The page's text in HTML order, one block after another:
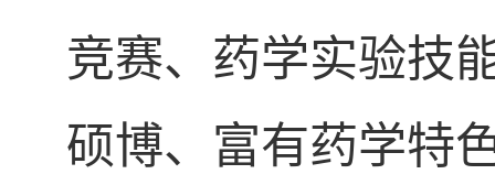
竞赛、药学实验技
硕博、富有药学特